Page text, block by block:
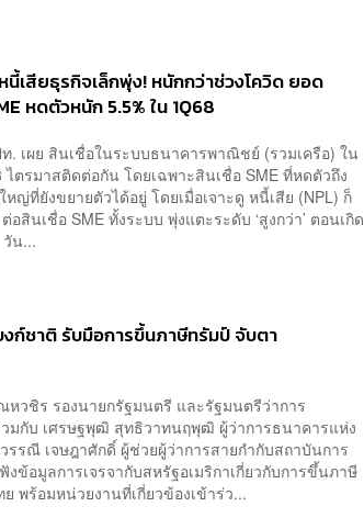
นี้เสียธุรกิจเล็กพุ่ง! หนักกว่าช่วงโควิด ยอด
หดตัวหนัก 5.5% ใน 1Q68
. เผย สินเชื่อในระบบธนาคารพาณิชย์ (รวมเครือ) ใน
ตรมาสติดต่อกัน โดยเฉพาะสินเชื่อ SME ที่หดตัวถึง
หญ่ที่ยังขยายตัวได้อยู่ โดยเมื่อเจาะดู หนี้เสีย (NPL) ก็
สินเชื่อ SME ทั้งระบบ พุ่งแตะระดับ ‘สูงกว่า’ ตอนเกิด
น...
ก์ชาติ รับมือการขึ้นภาษีทรัมป์ จับตา
วชิร รองนายกรัฐมนตรี และรัฐมนตรีว่าการ
มกับ เศรษฐพุฒิ สุทธิวาทนฤพุฒิ ผู้ว่าการธนาคารแห่ง
รรณี เจษฎาศักดิ์ ผู้ช่วยผู้ว่าการสายกำกับสถาบันการ
งข้อมูลการเจรจากับสหรัฐอเมริกาเกี่ยวกับการขึ้นภาษี
พร้อมหน่วยงานที่เกี่ยวข้องเข้าร่ว...